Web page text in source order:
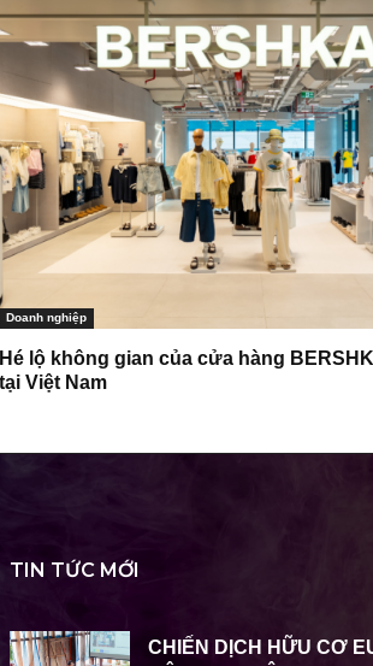
Doanh nghiệp
Hé lộ không gian của cửa hàng
tại Việt Nam
TIN TỨC MỚI
CHIẾN DỊCH HỮU CƠ